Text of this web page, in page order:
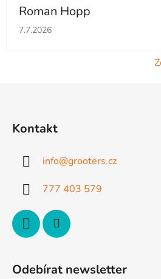
Roman Hopp
Hodnocení obchodu je 5 z 5
7.7.2026
Kontakt
info@grooters.cz
777 403 579
Odebírat newsletter